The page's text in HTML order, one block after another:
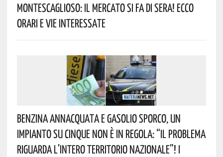
Montescaglioso: Il Mercato Si Fa Di Sera! Ecco
Orari E Vie Interessate
Benzina Annacquata E Gasolio Sporco, Un
Impianto Su Cinque Non È In Regola: “il Problema
Riguarda L’intero Territorio Nazionale”! I